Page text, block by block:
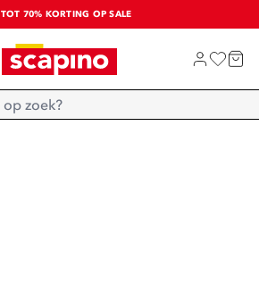
TOT 70% KORTING OP SALE
SALE: LAATSTE KANS!
SHOP NIEUW
Home